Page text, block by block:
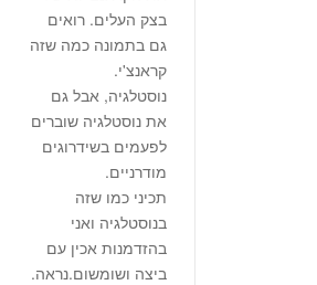
בצק העלים. רואים
גם בתמונה כמה שזה
קראנצ'י.
נוסטלגיה, אבל גם
את נוסטלגיה שוברים
לפעמים בשידרוגים
מודרניים.
תכיני כמו שזה
בנוסטלגיה ואני
בהזדמנות אכין עם
ביצה ושומשום.נראה.